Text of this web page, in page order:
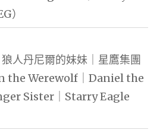
）
人丹尼爾的妹妹｜星鷹集團
the Werewolf｜Daniel the
Sister｜Starry Eagle